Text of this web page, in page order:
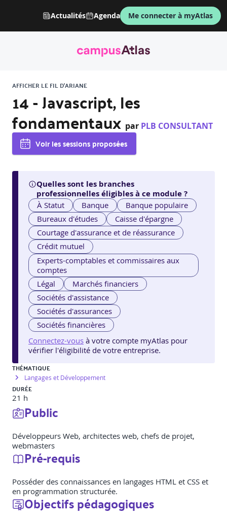
Actualités Agenda Me connecter à myAtlas
AFFICHER LE FIL D'ARIANE
14 - Javascript, les
fondamentaux par PLB CONSULTANT
Voir les sessions proposées
Quelles sont les branches
professionnelles éligibles à ce module ?
À Statut Banque
Banque populaire
Bureaux d'études
Caisse d'épargne
Courtage d'assurance et de réassurance
Crédit mutuel
Experts-comptables et commissaires aux
comptes
Légal
Marchés financiers
Sociétés d'assistance
Sociétés d'assurances
Sociétés financières
Connectez-vous à votre compte myAtlas pour
vérifier l'éligibilité de votre entreprise.
THÉMATIQUE
Langages et Développement
DURÉE
21 h
Public
Développeurs Web, architectes web, chefs de projet,
webmasters
Pré-requis
Posséder des connaissances en langages HTML et CSS et
en programmation structurée.
Objectifs pédagogiques